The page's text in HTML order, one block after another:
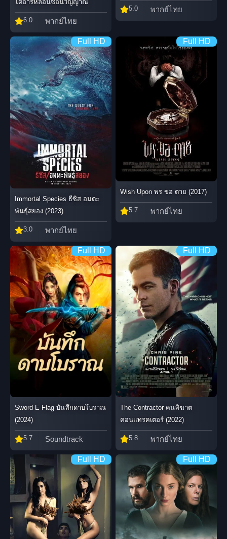
ไดอารี่หลอนซ่อนวิญญาณ
6.0 พากย์ไทย
5.0 พากย์ไทย
Full HD
Immortal Species ธีซิส อมตะ
พันธุ์สยอง (2023)
3.0 พากย์ไทย
Full HD
Wish Upon พร ขอ ตาย (2017)
5.7 พากย์ไทย
Full HD
Sword E Flag บันทึกดาบโบราณ
(2024)
5.7 Soundtrack
Full HD
The Contractor คนพิฆาต
คอนแทรคเตอร์ (2022)
5.8 พากย์ไทย
Full HD Full HD